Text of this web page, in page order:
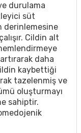
durulama
süt
derinlemesine
Cildin alt
daha
kaybettiği
tazelenmiş ve
oluşturmayı
sahiptir.